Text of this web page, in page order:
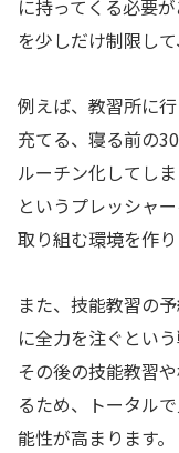
に持ってくる必要
を少しだけ制限し
例えば、教習所に
充てる、寝る前の
ルーチン化してし
というプレッシャ
取り組む環境を作り
また、技能教習の
に全力を注ぐとい
その後の技能教習
るため、トータル
能性が高まります。